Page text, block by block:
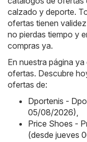
calzado y deporte.
ofertas tienen
no pierdas tiempo y
compras ya.
En nuestra página
ofertas. Descubre
ofertas de:
Dportenis -
05/08/2026),
Price Shoes -
(desde jueves